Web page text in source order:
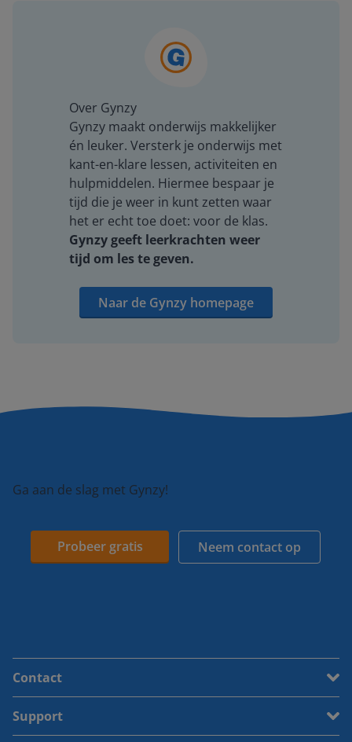
Over Gynzy
Gynzy maakt onderwijs makkelijker
én leuker. Versterk je onderwijs met
kant-en-klare lessen, activiteiten en
hulpmiddelen. Hiermee bespaar je
tijd die je weer in kunt zetten waar
het er echt toe doet: voor de klas.
Gynzy geeft leerkrachten weer
tijd om les te geven.
Naar de Gynzy homepage
Ga aan de slag met Gynzy!
Probeer gratis Neem contact op
Contact
Support